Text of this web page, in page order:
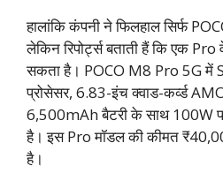
हालांकि कंपनी ने फिलहाल सिर्फ
लेकिन रिपोर्ट्स बताती हैं कि एक Pro
सकता है। POCO M8 Pro 5G
प्रोसेसर, 6.83-इंच क्वाड-कर्व्ड
6,500mAh बैटरी के साथ 100W
है। इस Pro मॉडल की कीमत
है।